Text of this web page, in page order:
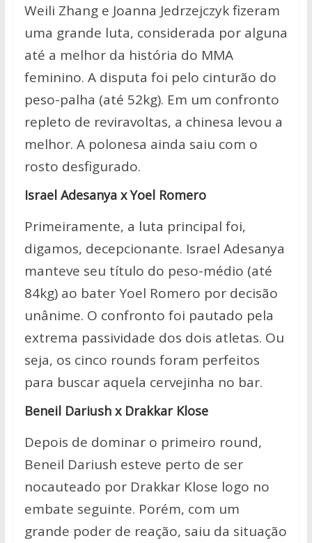
Weili Zhang e Joanna Jedrzejczyk fizeram
uma grande luta, considerada por alguna
até a melhor da história do MMA
feminino. A disputa foi pelo cinturão do
peso-palha (até 52kg). Em um confronto
repleto de reviravoltas, a chinesa levou a
melhor. A polonesa ainda saiu com o
rosto desfigurado.
Israel Adesanya x Yoel Romero
Primeiramente, a luta principal foi,
digamos, decepcionante. Israel Adesanya
manteve seu título do peso-médio (até
84kg) ao bater Yoel Romero por decisão
unânime. O confronto foi pautado pela
extrema passividade dos dois atletas. Ou
seja, os cinco rounds foram perfeitos
para buscar aquela cervejinha no bar.
Beneil Dariush x Drakkar Klose
Depois de dominar o primeiro round,
Beneil Dariush esteve perto de ser
nocauteado por Drakkar Klose logo no
embate seguinte. Porém, com um
grande poder de reação, saiu da situação